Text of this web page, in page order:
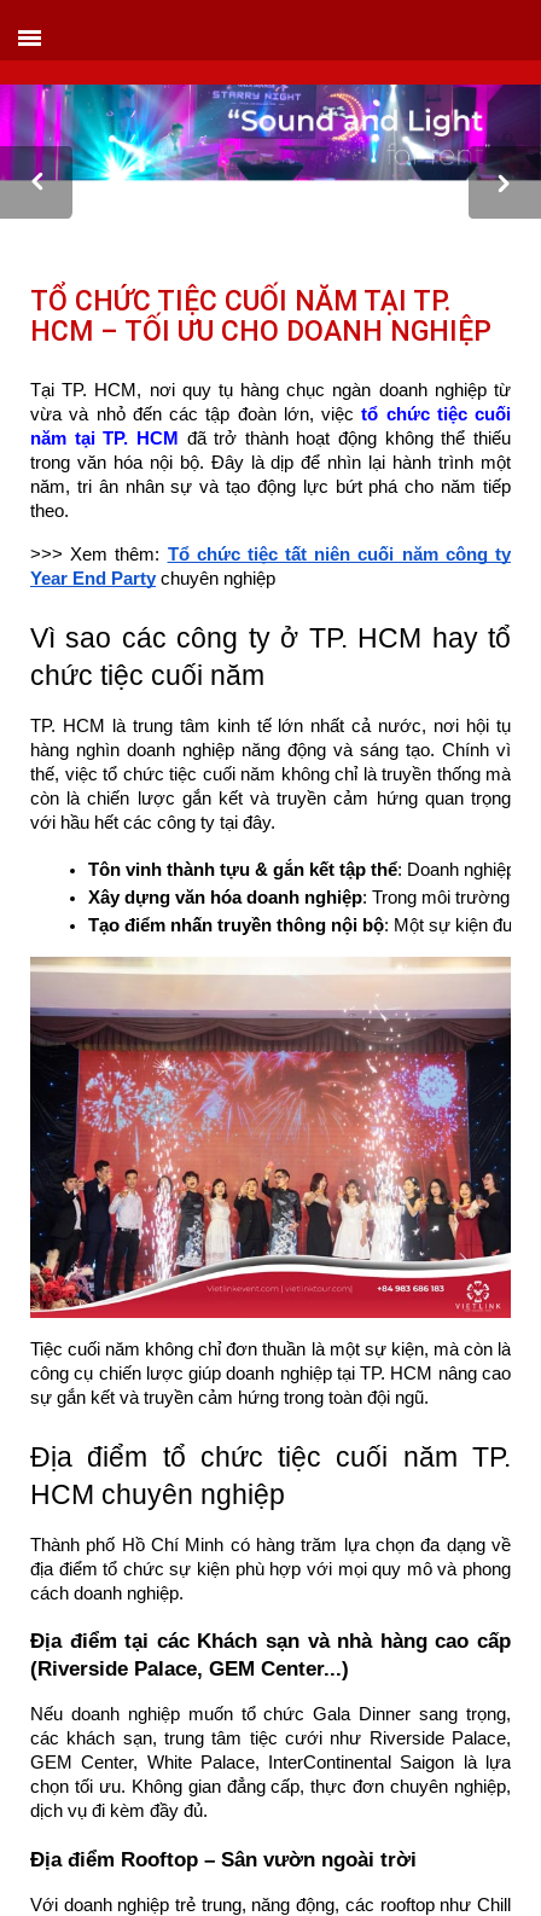
Hotline/ skype/ Wechat/ Whatsapp : +84 .0983.686.183 / Tel : +84 243 785 8551
ext 101
Email: info@vietlinktour.com / sales@vietlinktour.com
TỔ CHỨC TIỆC CUỐI NĂM TẠI TP.
HCM – TỐI ƯU CHO DOANH NGHIỆP
Tại TP. HCM, nơi quy tụ hàng chục ngàn doanh nghiệp từ
vừa và nhỏ đến các tập đoàn lớn, việctổ chức tiệc cuối
năm tại TP. HCM
đã trở thành hoạt động không thể thiếu
trong văn hóa nội bộ. Đây là dịp để nhìn lại hành trình một
năm, tri ân nhân sự và tạo động lực bứt phá cho năm tiếp
theo.
>>> Xem thêm: Tổ chức tiệc tất niên cuối năm công ty
Year End Party chuyên nghiệp
Vì sao các công ty ở TP. HCM hay tổ
chức tiệc cuối năm
TP. HCM là trung tâm kinh tế lớn nhất cả nước, nơi hội tụ
hàng nghìn doanh nghiệp năng động và sáng tạo. Chính vì
thế, việc tổ chức tiệc cuối năm không chỉ là truyền thống mà
còn là chiến lược gắn kết và truyền cảm hứng quan trọng
với hầu hết các công ty tại đây.
Tôn vinh thành tựu & gắn kết tập thể: Doanh nghiệp
Xây dựng văn hóa doanh nghiệp: Trong môi trường
Tạo điểm nhấn truyền thông nội bộ: Một sự kiện được
Tiệc cuối năm không chỉ đơn thuần là một sự kiện, mà còn là
công cụ chiến lược giúp doanh nghiệp tại TP. HCM nâng cao
sự gắn kết và truyền cảm hứng trong toàn đội ngũ.
Địa điểm tổ chức tiệc cuối năm TP.
HCM chuyên nghiệp
Thành phố Hồ Chí Minh có hàng trăm lựa chọn đa dạng về
địa điểm tổ chức sự kiện phù hợp với mọi quy mô và phong
cách doanh nghiệp.
Địa điểm tại các Khách sạn và nhà hàng cao cấp
(Riverside Palace, GEM Center...)
Nếu doanh nghiệp muốn tổ chức Gala Dinner sang trọng,
các khách sạn, trung tâm tiệc cưới như Riverside Palace,
GEM Center, White Palace, InterContinental Saigon là lựa
chọn tối ưu. Không gian đẳng cấp, thực đơn chuyên nghiệp,
dịch vụ đi kèm đầy đủ.
Địa điểm Rooftop – Sân vườn ngoài trời
Với doanh nghiệp trẻ trung, năng động, các rooftop như Chill